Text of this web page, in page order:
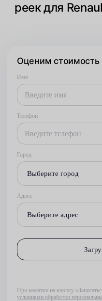
реек для
Оценим стоимость
Имя
Телефон
Город
Выберите город
Адрес
Выберите адрес
При нажатии на кнопку
условиями обработки